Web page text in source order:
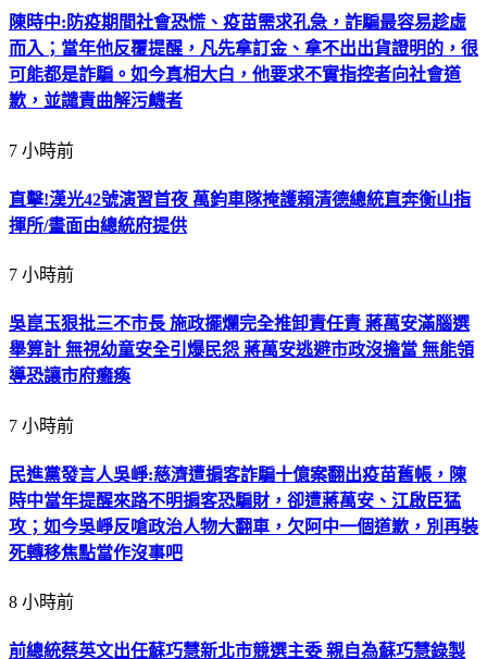
陳時中:防疫期間社會恐慌、疫苗需求孔急，詐騙最容易趁虛
而入；當年他反覆提醒，凡先拿訂金、拿不出出貨證明的，很
可能都是詐騙。如今真相大白，他要求不實指控者向社會道
歉，並譴責曲解污衊者
7 小時前
直擊!漢光42號演習首夜 萬鈞車隊掩護賴清德總統直奔衡山指
揮所/畫面由總統府提供
7 小時前
吳崑玉狠批三不市長 施政擺爛完全推卸責任責 蔣萬安滿腦選
舉算計 無視幼童安全引爆民怨 蔣萬安逃避市政沒擔當 無能領
導恐讓市府癱瘓
7 小時前
民進黨發言人吳崢:慈濟遭掮客詐騙十億案翻出疫苗舊帳，陳
時中當年提醒來路不明掮客恐騙財，卻遭蔣萬安、江啟臣猛
攻；如今吳崢反嗆政治人物大翻車，欠阿中一個道歉，別再裝
死轉移焦點當作沒事吧
8 小時前
前總統蔡英文出任蘇巧慧新北市競選主委 親自為蘇巧慧錄製